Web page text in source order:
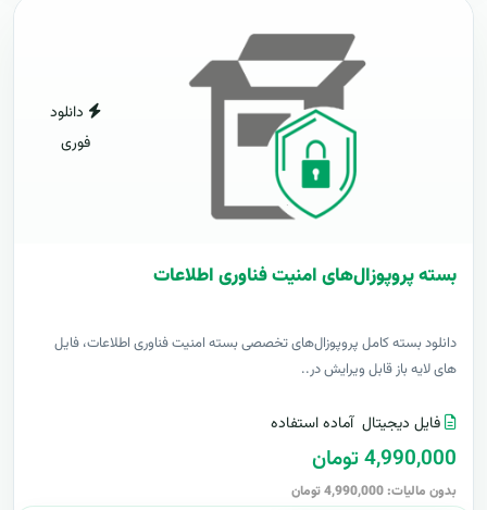
دانلود
فوری
بسته پروپوزال‌های امنیت فناوری اطلاعات
دانلود بسته کامل پروپوزال‌های تخصصی بسته امنیت فناوری اطلاعات، فایل
های لایه باز قابل ویرایش در..
فایل دیجیتال آماده استفاده
4,990,000 تومان
بدون مالیات: 4,990,000 تومان